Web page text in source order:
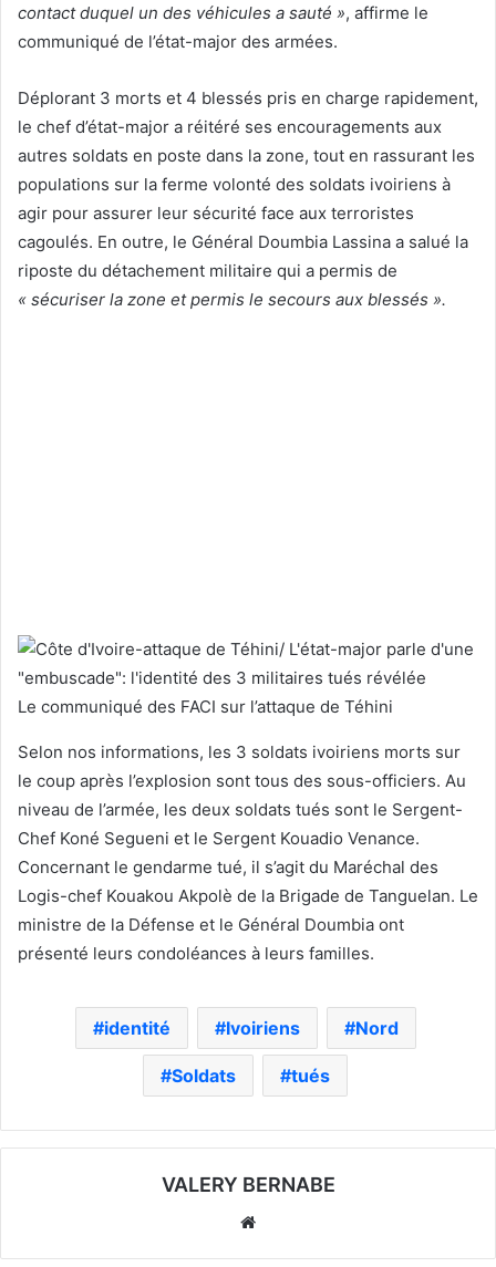
contact duquel un des véhicules a sauté », affirme le
communiqué de l’état-major des armées.
Déplorant 3 morts et 4 blessés pris en charge rapidement,
le chef d’état-major a réitéré ses encouragements aux
autres soldats en poste dans la zone, tout en rassurant les
populations sur la ferme volonté des soldats ivoiriens à
agir pour assurer leur sécurité face aux terroristes
cagoulés. En outre, le Général Doumbia Lassina a salué la
riposte du détachement militaire qui a permis de
« sécuriser la zone et permis le secours aux blessés ».
Le communiqué des FACI sur l’attaque de Téhini
Selon nos informations, les 3 soldats ivoiriens morts sur
le coup après l’explosion sont tous des sous-officiers. Au
niveau de l’armée, les deux soldats tués sont le Sergent-
Chef Koné Segueni et le Sergent Kouadio Venance.
Concernant le gendarme tué, il s’agit du Maréchal des
Logis-chef Kouakou Akpolè de la Brigade de Tanguelan. Le
ministre de la Défense et le Général Doumbia ont
présenté leurs condoléances à leurs familles.
identité Ivoiriens Nord
Soldats tués
VALERY BERNABE